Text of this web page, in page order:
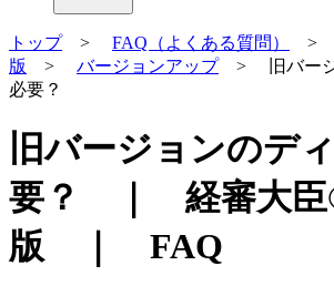
トップ> FAQ（よくある質問） >
版
> バージョンアップ> 旧バージ
必要？
旧バージョンのデ
要？ ｜ 経審大臣
版 ｜ FAQ